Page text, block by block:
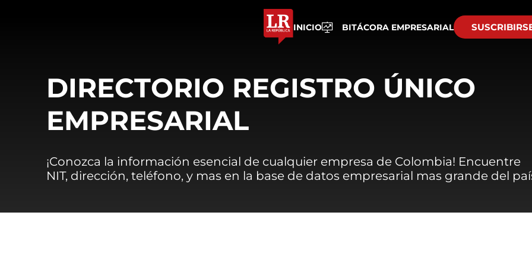
INICIO BITÁCORA EMPRESARIAL
DIRECTORIO REGISTRO ÚNICO
EMPRESARIAL
¡Conozca la información esencial de cualquier empresa de Colombia! Encuentre
NIT, dirección, teléfono, y mas en la base de datos empresarial mas grande del